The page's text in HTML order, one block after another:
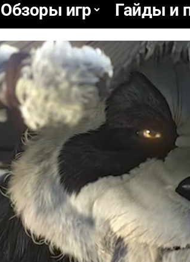
Обзоры игр Гайды и